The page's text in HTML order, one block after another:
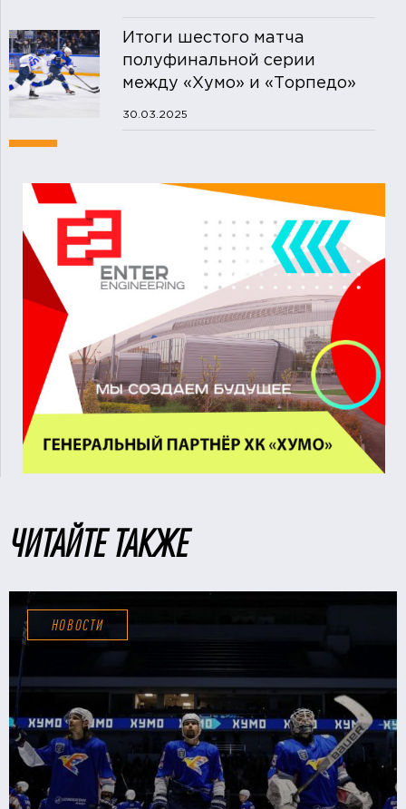
Итоги шестого матча
полуфинальной серии
между «Хумо» и «Торпедо»
30.03.2025
ЧИТАЙТЕ ТАКЖЕ
НОВОСТИ